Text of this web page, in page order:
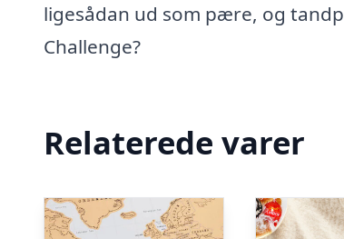
ligesådan ud som pære, og
Challenge?
Relaterede varer